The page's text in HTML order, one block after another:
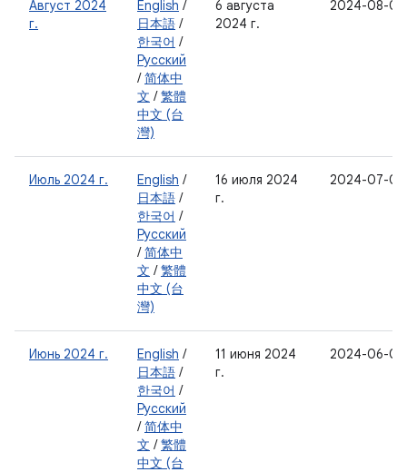
Август 2024
г.
English /
日本語 /
한국어 /
Русский
/简体中
文 /繁體
中文 (台
灣)
6 августа
2024 г.
2024-08-05
Июль 2024 г. English /
日本語 /
한국어 /
Русский
/简体中
文 /繁體
中文 (台
灣)
16 июля 2024
г.
2024-07-05
Июнь 2024 г. English /
日本語 /
한국어 /
Русский
/简体中
文 /繁體
中文 (台
11 июня 2024
г.
2024-06-05